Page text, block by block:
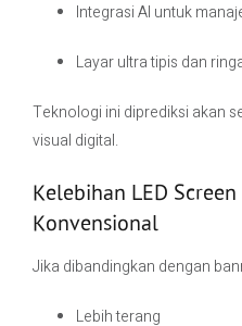
Integrasi AI untuk
Layar ultra tipis dan
Teknologi ini diprediksi akan
visual digital.
Kelebihan LED
Konvensional
Jika dibandingkan dengan
Lebih terang